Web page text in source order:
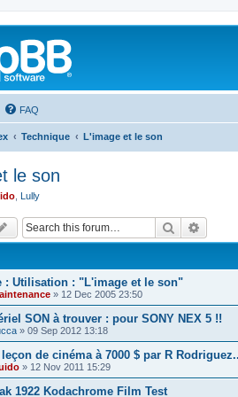
FAQ
Technique L'image et le son
le son
Lully
Search
: Utilisation : "L'image et le son"
» 12 Dec 2005 23:50
SON à trouver : pour SONY NEX 5 !!
» 09 Sep 2012 13:18
leçon de cinéma à 7000 $ par R
» 12 Nov 2011 15:29
1922 Kodachrome Film Test